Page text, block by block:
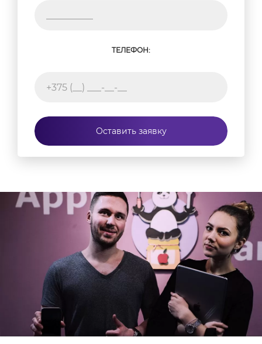
ТЕЛЕФОН:
Оставить заявку